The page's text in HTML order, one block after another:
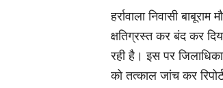
हर्रावाला निवासी
क्षतिग्रस्त कर बंद कर
रही है। इस पर
को तत्काल जांच कर